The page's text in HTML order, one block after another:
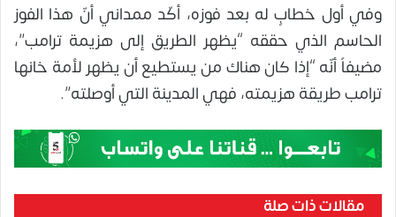
وفي أول خطابٍ له بعد فوزه، أكّد ممداني أنّ هذا الفوز
الحاسم الذي حققه “يظهر الطريق إلى هزيمة ترامب”،
مضيفاً أنّه “إذا كان هناك من يستطيع أن يظهر لأمة خانها
ترامب طريقة هزيمته، فهي المدينة التي أوصلته”.
مقالات ذات صلة